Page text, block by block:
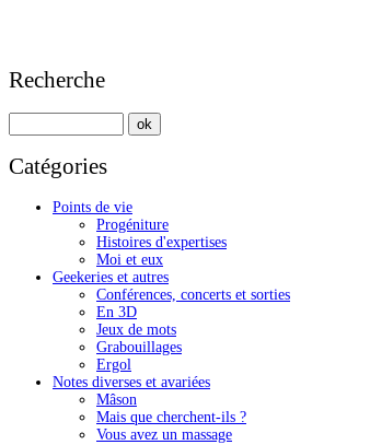
Recherche
Catégories
Points de vie
Progéniture
Histoires d'expertises
Moi et eux
Geekeries et autres
Conférences, concerts et sorties
En 3D
Jeux de mots
Grabouillages
Ergol
Notes diverses et avariées
Mâson
Mais que cherchent-ils ?
Vous avez un massage